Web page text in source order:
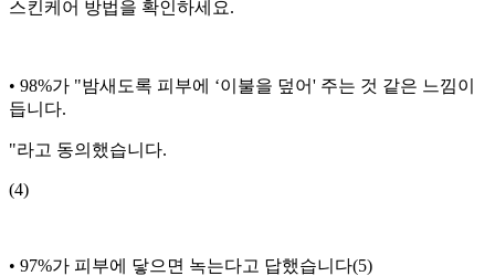
스킨케어 방법을 확인하세요.
• 98%가 "밤새도록 피부에 ‘이불을 덮어' 주는 것 같은 느낌이
듭니다.
"라고 동의했습니다.
(4)
• 97%가 피부에 닿으면 녹는다고 답했습니다(5)